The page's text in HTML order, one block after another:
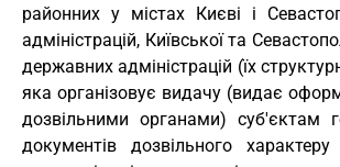
районних у містах Києві і
адміністрацій, Київської та
державних адміністрацій (їх
яка організовує видачу (видає
дозвільними органами) суб'єктам
документів дозвільного